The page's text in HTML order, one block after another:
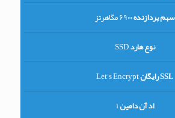
سهم پردازنده69۰۰ مگاهرتز
نوع هاردSSD
SSL رایگان
Let's Encrypt
اد آن دامین